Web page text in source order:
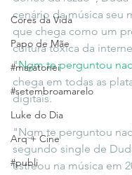
Cores da Vida
Papo de Mãe
#maratonei
#setembroamarelo
Luke do Dia
Arq + Cine
#publi
cenário da música seu
que chega como um
cultura tóxica da
"Ngm te perguntou
chega em todas as
digitais.
"Ngm te perguntou
segundo single de
estreou na música em